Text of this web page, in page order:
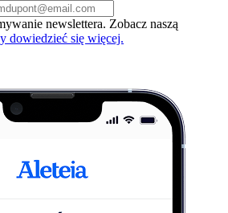
newslettera. Zobacz naszą
dowiedzieć się więcej.